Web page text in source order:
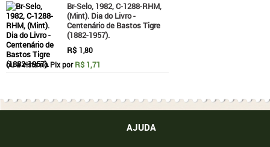
Br-Selo, 1982, C-1288-RHM,
(Mint). Dia do Livro -
Centenário de Bastos Tigre
(1882-1957).
R$ 1,80
ou à vista no Pix porR$ 1,71
AJUDA